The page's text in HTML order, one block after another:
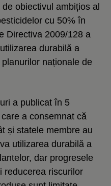
obiectivul ambițios al
cu 50% în
Directiva 2009/128 a
durabilă a
naționale de
a publicat în 5
a consemnat că
și statele membre au
utilizarea durabilă a
dar progresele
reducerea riscurilor